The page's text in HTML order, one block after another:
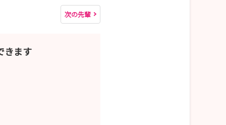
次の先輩
きます